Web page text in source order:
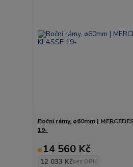
Boční rámy, ø60mm |
19-
14 560 Kč
12 033 Kčbez DPH